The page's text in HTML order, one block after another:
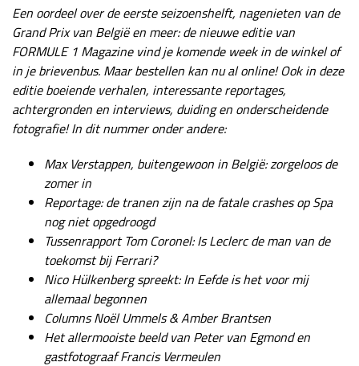
Een oordeel over de eerste seizoenshelft, nagenieten van de
Grand Prix van België en meer: de nieuwe editie van
FORMULE 1 Magazine vind je komende week in de winkel of
in je brievenbus. Maar bestellen kan nu al online! Ook in deze
editie boeiende verhalen, interessante reportages,
achtergronden en interviews, duiding en onderscheidende
fotografie! In dit nummer onder andere:
Max Verstappen, buitengewoon in België: zorgeloos de
zomer in
Reportage: de tranen zijn na de fatale crashes op Spa
nog niet opgedroogd
Tussenrapport Tom Coronel: Is Leclerc de man van de
toekomst bij Ferrari?
Nico Hülkenberg spreekt: In Eefde is het voor mij
allemaal begonnen
Columns Noël Ummels & Amber Brantsen
Het allermooiste beeld van Peter van Egmond en
gastfotograaf Francis Vermeulen